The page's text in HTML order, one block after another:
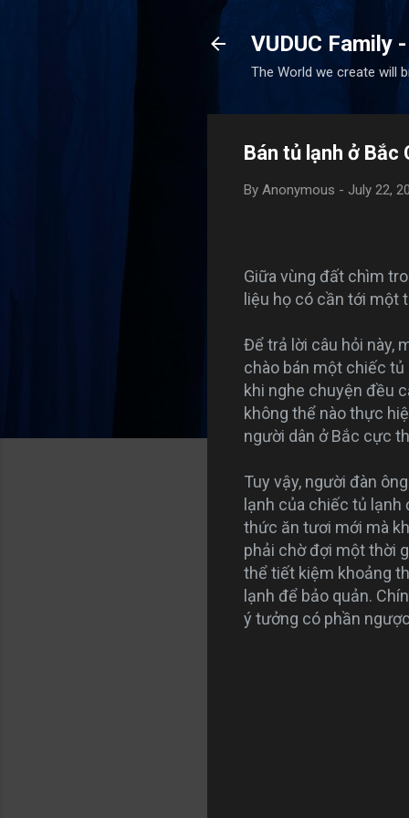
VUDUC Family
The World we create will
Bán tủ lạnh ở Bắc
By Anonymous - July 22,
Giữa vùng đất chìm
liệu họ có cần tới một
Để trả lời câu hỏi này,
chào bán một chiếc
khi nghe chuyện đều
không thể nào thực
người dân ở Bắc cực
Tuy vậy, người đàn
lạnh của chiếc tủ lạnh
thức ăn tươi mới mà
phải chờ đợi một thời
thể tiết kiệm khoảng
lạnh để bảo quản.
ý tưởng có phần